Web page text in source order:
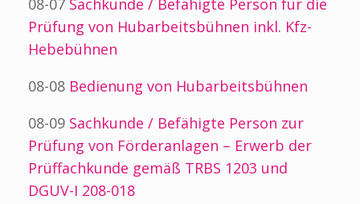
08-07 Sachkunde / Befähigte Person für die
Prüfung von Hubarbeitsbühnen inkl. Kfz-
Hebebühnen
08-08 Bedienung von Hubarbeitsbühnen
08-09 Sachkunde / Befähigte Person zur
Prüfung von Förderanlagen – Erwerb der
Prüffachkunde gemäß TRBS 1203 und
DGUV-I 208-018